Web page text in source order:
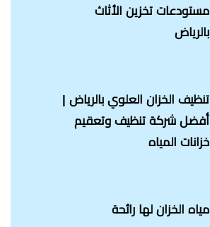
مستودعات تخزين الأثاث
بالرياض
تنظيف الخزان العلوي بالرياض |
أفضل شركة تنظيف وتعقيم
خزانات المياه
مياه الخزان لها رائحة